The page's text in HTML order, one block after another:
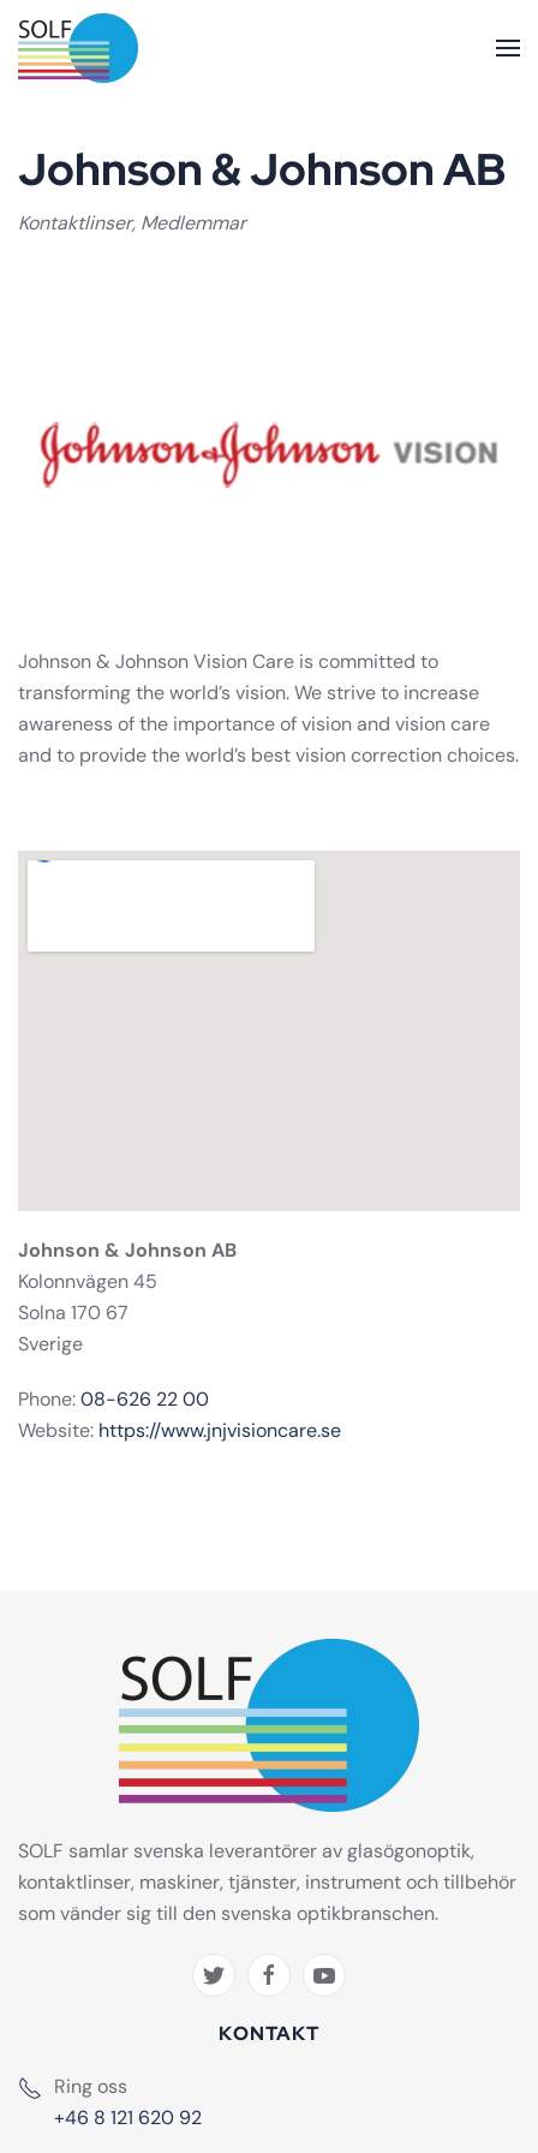
Skip to main content
Johnson & Johnson AB
Kontaktlinser, Medlemmar
Johnson & Johnson Vision Care is committed to
transforming the world’s vision. We strive to increase
awareness of the importance of vision and vision care
and to provide the world’s best vision correction choices.
Johnson & Johnson AB
Kolonnvägen 45
Solna 170 67
Sverige
Phone:08-626 22 00
Website: https://www.jnjvisioncare.se
SOLF samlar svenska leverantörer av glasögonoptik,
kontaktlinser, maskiner, tjänster, instrument och tillbehör
som vänder sig till den svenska optikbranschen.
KONTAKT
Ring oss
+46 8 121 620 92